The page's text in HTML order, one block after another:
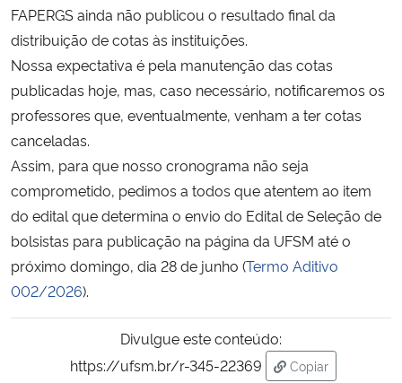
Ministério do Turismo
Ministério do Desenvolvimento Regional
Controladoria-Geral da União
Ministério da Mulher, da Família e dos Direitos Humanos
Secretaria-Geral
Secretaria de Governo
FAPERGS ainda não publicou o resultado final da
distribuição de cotas às instituições.
Nossa expectativa é pela manutenção das cotas
publicadas hoje, mas, caso necessário, notificaremos os
professores que, eventualmente, venham a ter cotas
canceladas.
Assim, para que nosso cronograma não seja
comprometido, pedimos a todos que atentem ao item
do edital que determina o envio do Edital de Seleção de
bolsistas para publicação na página da UFSM até o
próximo domingo, dia 28 de junho (Termo Aditivo
002/2026).
Divulgue este conteúdo:
https://ufsm.br/r-345-22369
Copiar